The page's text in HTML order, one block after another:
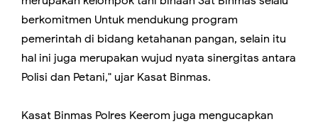
berkomitmen Untuk mendukung program
pemerintah di bidang ketahanan pangan, selain itu
hal ini juga merupakan wujud nyata sinergitas antara
Polisi dan Petani," ujar Kasat Binmas.
Kasat Binmas Polres Keerom juga mengucapkan